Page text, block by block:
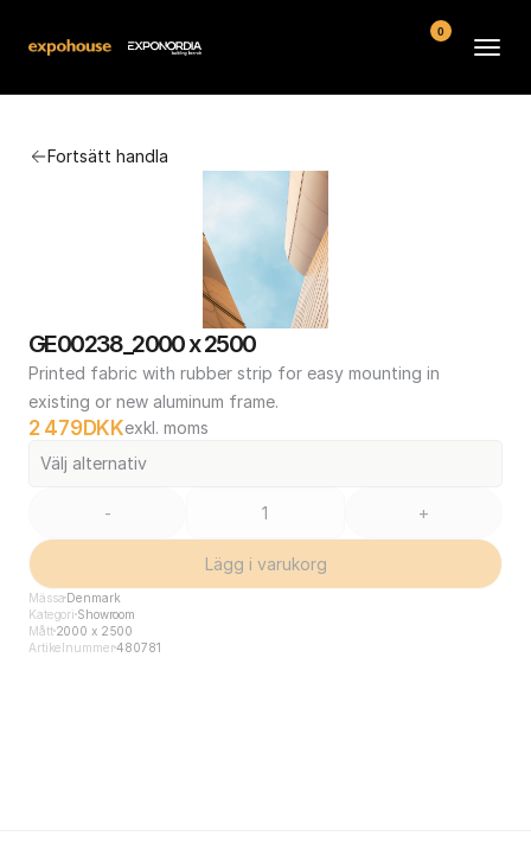
Fortsätt handla
GE00238_2000 x 2500
Printed fabric with rubber strip for easy mounting in
existing or new aluminum frame.
2 479DKKexkl. moms
Välj alternativ
- +
Lägg i varukorg
Mässa Denmark
Kategori Showroom
Mått2000 x 2500
Artikelnummer480781
Kontakt
Köpvillkor
0